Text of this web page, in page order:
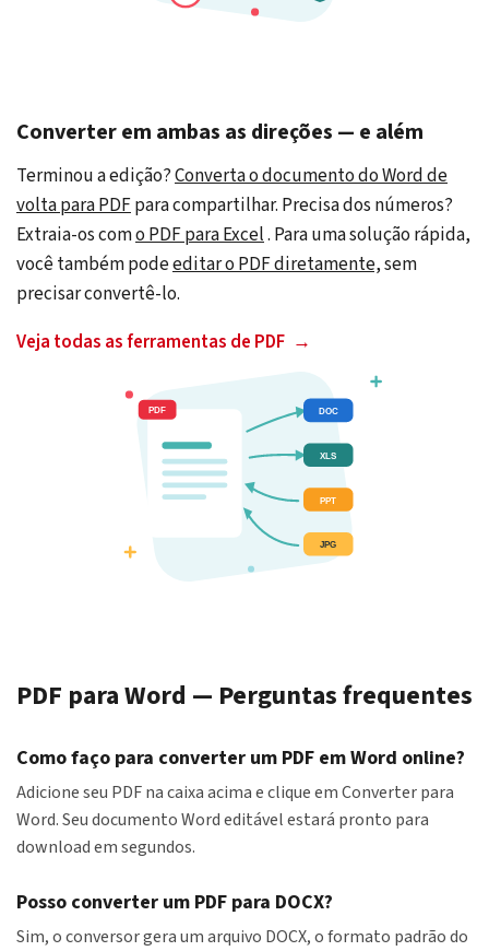
Converter em ambas as direções — e além
Terminou a edição?Converta o documento do Word de
volta para PDFpara compartilhar. Precisa dos números?
Extraia-os como PDF para Excel. Para uma solução rápida,
você também podeeditar o PDF diretamente,sem
precisar convertê-lo.
Veja todas as ferramentas de PDF
PDF para Word — Perguntas frequentes
Como faço para converter um PDF em Word online?
Adicione seu PDF na caixa acima e clique em Converter para
Word. Seu documento Word editável estará pronto para
download em segundos.
Posso converter um PDF para DOCX?
Sim, o conversor gera um arquivo DOCX, o formato padrão do